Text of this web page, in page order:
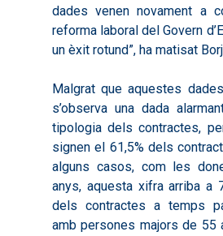
dades venen novament a
reforma laboral del Govern
un èxit rotund”, ha matisat
Malgrat que aquestes
s’observa una dada
tipologia dels contractes,
signen el 61,5% dels
alguns casos, com les
anys, aquesta xifra arriba a
dels contractes a temps
amb persones majors de 55